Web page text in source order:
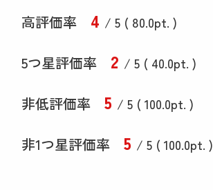
高評価率 4 / 5 ( 80.0pt. )
5つ星評価率 2 / 5 ( 40.0pt. )
非低評価率 5 / 5 ( 100.0pt. )
非1つ星評価率 5 / 5 ( 100.0pt. )